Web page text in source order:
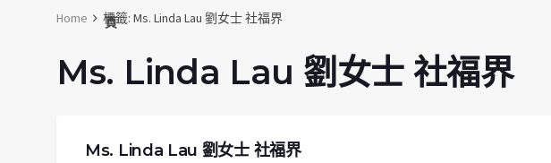
頁
Home 標籤: Ms. Linda Lau 劉女士 社福界
Ms. Linda Lau 劉女士 社福界
Ms. Linda Lau 劉女士 社福界